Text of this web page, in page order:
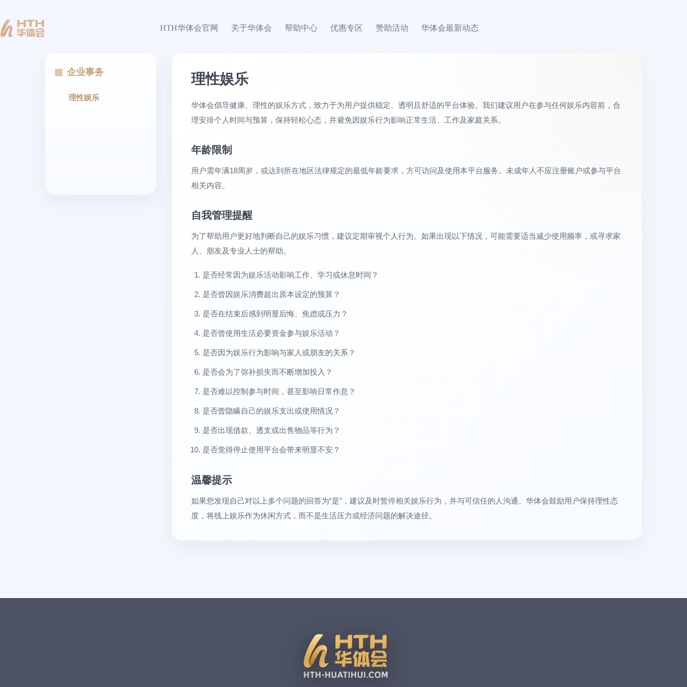
HTH华体会官网 关于华体会 帮助中心 优惠专区 赞助活动 华体会最新动态
企业事务
理性娱乐
理性娱乐
华体会倡导健康、理性的娱乐方式，致力于为用户提供稳定、透明且舒适的平台体验。我们建议用户在参与任何娱乐内容前，合
理安排个人时间与预算，保持轻松心态，并避免因娱乐行为影响正常生活、工作及家庭关系。
年龄限制
用户需年满18周岁，或达到所在地区法律规定的最低年龄要求，方可访问及使用本平台服务。未成年人不应注册账户或参与平台
相关内容。
自我管理提醒
为了帮助用户更好地判断自己的娱乐习惯，建议定期审视个人行为。如果出现以下情况，可能需要适当减少使用频率，或寻求家
人、朋友及专业人士的帮助。
是否经常因为娱乐活动影响工作、学习或休息时间？
是否曾因娱乐消费超出原本设定的预算？
是否在结束后感到明显后悔、焦虑或压力？
是否曾使用生活必要资金参与娱乐活动？
是否因为娱乐行为影响与家人或朋友的关系？
是否会为了弥补损失而不断增加投入？
是否难以控制参与时间，甚至影响日常作息？
是否曾隐瞒自己的娱乐支出或使用情况？
是否出现借款、透支或出售物品等行为？
是否觉得停止使用平台会带来明显不安？
温馨提示
如果您发现自己对以上多个问题的回答为“是”，建议及时暂停相关娱乐行为，并与可信任的人沟通。华体会鼓励用户保持理性态
度，将线上娱乐作为休闲方式，而不是生活压力或经济问题的解决途径。